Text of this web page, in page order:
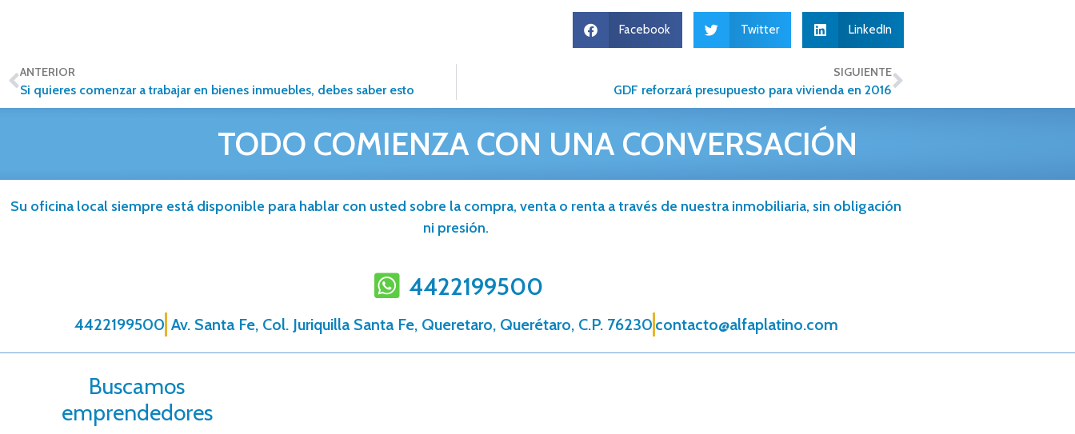
Facebook Twitter LinkedIn
ANTERIOR
Si quieres comenzar a trabajar en bienes inmuebles, debes saber esto
SIGUIENTE
GDF reforzará presupuesto para vivienda en 2016
TODO COMIENZA CON UNA CONVERSACIÓN
Su oficina local siempre está disponible para hablar con usted sobre la compra, venta o renta a través de nuestra inmobiliaria, sin obligación
ni presión.
4422199500
4422199500 Av. Santa Fe, Col. Juriquilla Santa Fe, Queretaro, Querétaro, C.P. 76230 contacto@alfaplatino.com
Buscamos
emprendedores